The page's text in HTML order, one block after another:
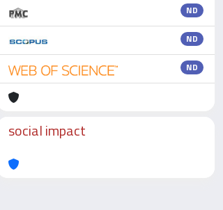
ND
ND
ND
social impact